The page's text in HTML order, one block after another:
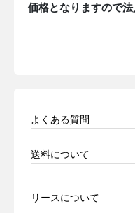
価格となりますので法
よくある質問
送料について
リースについて